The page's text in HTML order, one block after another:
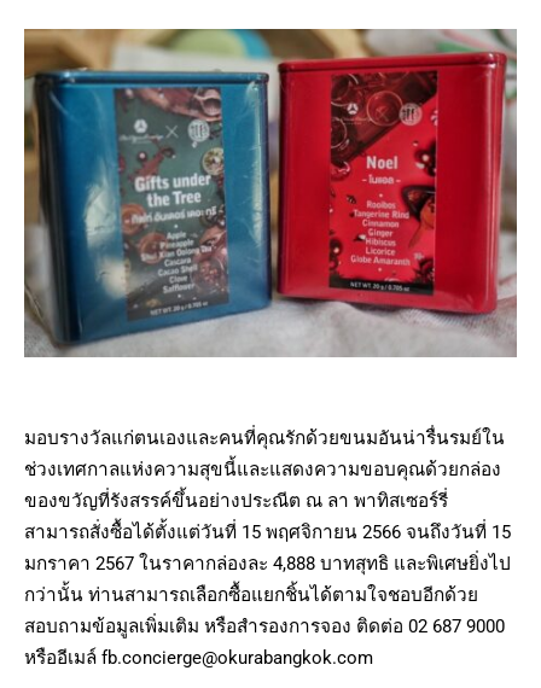
มอบรางวัลแก่ตนเองและคนที่คุณรักด้วยขนมอันน่ารื่นรมย์ใน
ช่วงเทศกาลแห่งความสุขนี้และแสดงความขอบคุณด้วยกล่อง
ของขวัญที่รังสรรค์ขึ้นอย่างประณีต ณ ลา พาทิสเซอร์รี่
สามารถสั่งซื้อได้ตั้งแต่วันที่ 15 พฤศจิกายน 2566 จนถึงวันที่ 15
มกราคา 2567 ในราคากล่องละ 4,888 บาทสุทธิ และพิเศษยิ่งไป
กว่านั้น ท่านสามารถเลือกซื้อแยกชิ้นได้ตามใจชอบอีกด้วย
สอบถามข้อมูลเพิ่มเติม หรือสำรองการจอง ติดต่อ 02 687 9000
หรืออีเมล์ fb.concierge@okurabangkok.com